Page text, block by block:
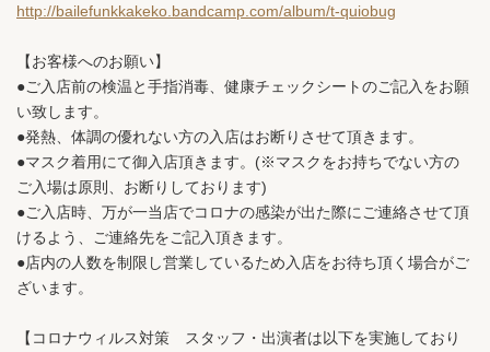
http://bailefunkkakeko.bandcamp.com/album/t-quiobug
【お客様へのお願い】
●ご入店前の検温と手指消毒、健康チェックシートのご記入をお願
い致します。
●発熱、体調の優れない方の入店はお断りさせて頂きます。
●マスク着用にて御入店頂きます。(※マスクをお持ちでない方の
ご入場は原則、お断りしております)
●ご入店時、万が一当店でコロナの感染が出た際にご連絡させて頂
けるよう、ご連絡先をご記入頂きます。
●店内の人数を制限し営業しているため入店をお待ち頂く場合がご
ざいます。
【コロナウィルス対策 スタッフ・出演者は以下を実施しており